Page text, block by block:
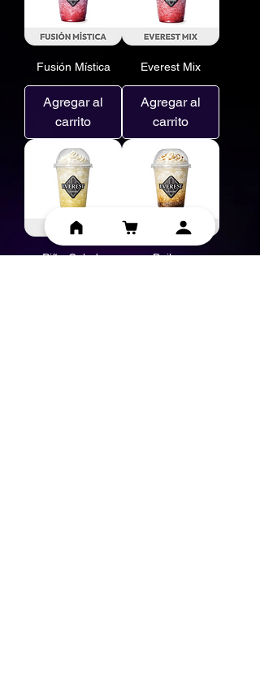
Fusión Mística
Agregar al
carrito
Everest Mix
Agregar al
carrito
Piña Colada Baileys